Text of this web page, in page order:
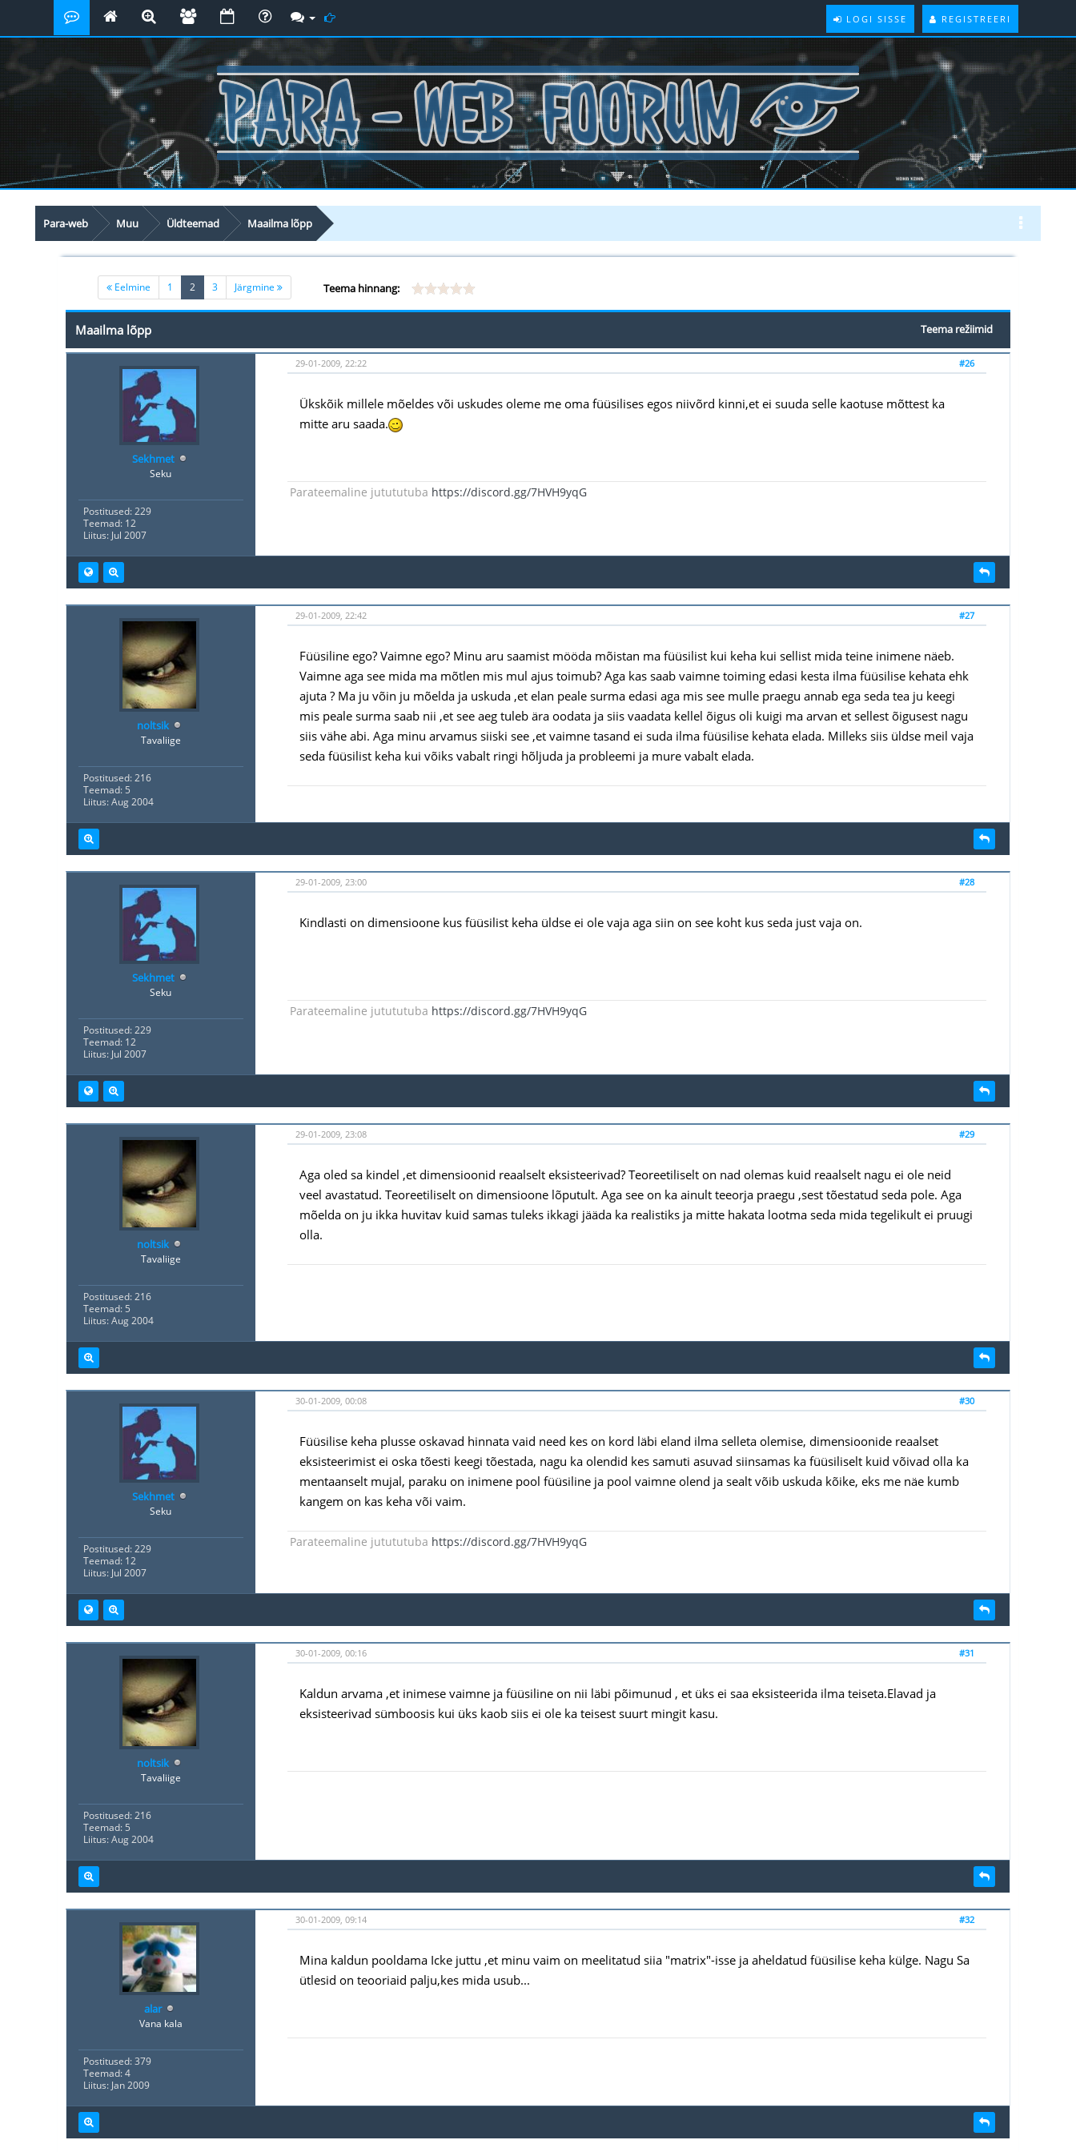
LOGI SISSE REGISTREERI
Para-web Muu Üldteemad Maailma lõpp
Eelmine 1 2 (current)
3 Järgmine Teema hinnang:
Teema režiimid
Maailma lõpp
Sekhmet
Seku
Postitused: 229
Teemad: 12
Liitus: Jul 2007
#26
29-01-2009, 22:22
Ükskõik millele mõeldes või uskudes oleme me oma füüsilises egos niivõrd kinni,et ei suuda selle kaotuse mõttest ka
mitte aru saada.
Parateemaline jutututuba https://discord.gg/7HVH9yqG
noltsik
Tavaliige
Postitused: 216
Teemad: 5
Liitus: Aug 2004
#27
29-01-2009, 22:42
Füüsiline ego? Vaimne ego? Minu aru saamist mööda mõistan ma füüsilist kui keha kui sellist mida teine inimene näeb.
Vaimne aga see mida ma mõtlen mis mul ajus toimub? Aga kas saab vaimne toiming edasi kesta ilma füüsilise kehata ehk
ajuta ? Ma ju võin ju mõelda ja uskuda ,et elan peale surma edasi aga mis see mulle praegu annab ega seda tea ju keegi
mis peale surma saab nii ,et see aeg tuleb ära oodata ja siis vaadata kellel õigus oli kuigi ma arvan et sellest õigusest nagu
siis vähe abi. Aga minu arvamus siiski see ,et vaimne tasand ei suda ilma füüsilise kehata elada. Milleks siis üldse meil vaja
seda füüsilist keha kui võiks vabalt ringi hõljuda ja probleemi ja mure vabalt elada.
Sekhmet
Seku
Postitused: 229
Teemad: 12
Liitus: Jul 2007
#28
29-01-2009, 23:00
Kindlasti on dimensioone kus füüsilist keha üldse ei ole vaja aga siin on see koht kus seda just vaja on.
Parateemaline jutututuba https://discord.gg/7HVH9yqG
noltsik
Tavaliige
Postitused: 216
Teemad: 5
Liitus: Aug 2004
#29
29-01-2009, 23:08
Aga oled sa kindel ,et dimensioonid reaalselt eksisteerivad? Teoreetiliselt on nad olemas kuid reaalselt nagu ei ole neid
veel avastatud. Teoreetiliselt on dimensioone lõputult. Aga see on ka ainult teeorja praegu ,sest tõestatud seda pole. Aga
mõelda on ju ikka huvitav kuid samas tuleks ikkagi jääda ka realistiks ja mitte hakata lootma seda mida tegelikult ei pruugi
olla.
Sekhmet
Seku
Postitused: 229
Teemad: 12
Liitus: Jul 2007
#30
30-01-2009, 00:08
Füüsilise keha plusse oskavad hinnata vaid need kes on kord läbi eland ilma selleta olemise, dimensioonide reaalset
eksisteerimist ei oska tõesti keegi tõestada, nagu ka olendid kes samuti asuvad siinsamas ka füüsiliselt kuid võivad olla ka
mentaanselt mujal, paraku on inimene pool füüsiline ja pool vaimne olend ja sealt võib uskuda kõike, eks me näe kumb
kangem on kas keha või vaim.
Parateemaline jutututuba https://discord.gg/7HVH9yqG
noltsik
Tavaliige
Postitused: 216
Teemad: 5
Liitus: Aug 2004
#31
30-01-2009, 00:16
Kaldun arvama ,et inimese vaimne ja füüsiline on nii läbi põimunud , et üks ei saa eksisteerida ilma teiseta.Elavad ja
eksisteerivad sümboosis kui üks kaob siis ei ole ka teisest suurt mingit kasu.
alar
Vana kala
Postitused: 379
Teemad: 4
Liitus: Jan 2009
#32
30-01-2009, 09:14
Mina kaldun pooldama Icke juttu ,et minu vaim on meelitatud siia "matrix"-isse ja aheldatud füüsilise keha külge. Nagu Sa
ütlesid on teooriaid palju,kes mida usub...